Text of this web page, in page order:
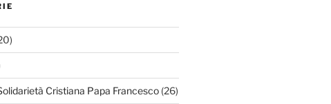
Cristiana Papa Francesco(26)